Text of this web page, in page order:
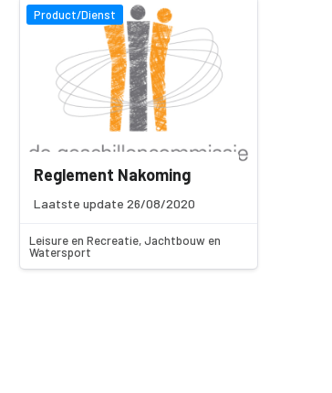
Product/Dienst
Reglement Nakoming
Laatste update 26/08/2020
Leisure en Recreatie, Jachtbouw en
Watersport